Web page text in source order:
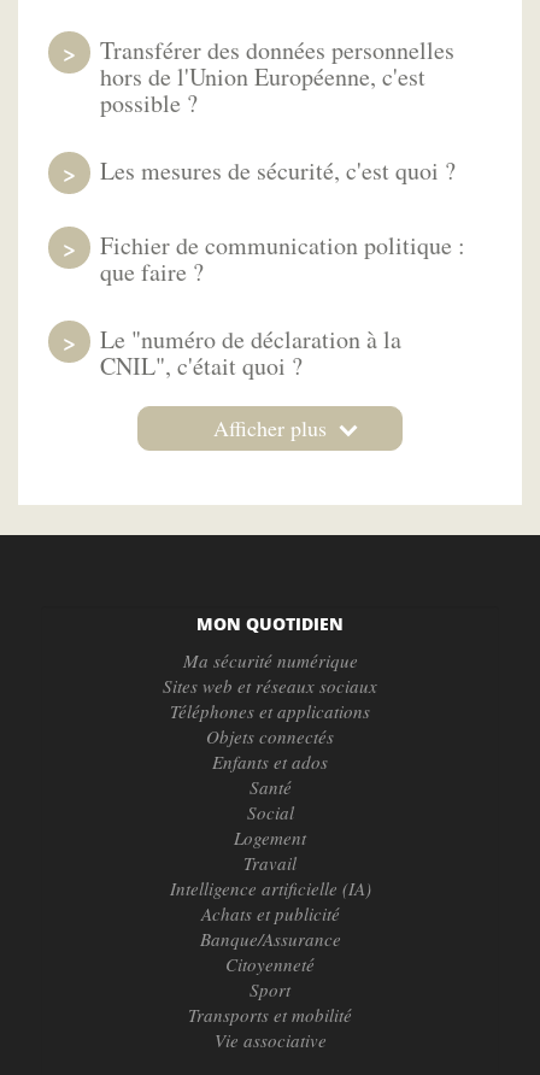
Transférer des données personnelles
hors de l'Union Européenne, c'est
possible ?
Les mesures de sécurité, c'est quoi ?
Fichier de communication politique :
que faire ?
Le "numéro de déclaration à la
CNIL", c'était quoi ?
Afficher plus
MON QUOTIDIEN
Ma sécurité numérique
Sites web et réseaux sociaux
Téléphones et applications
Objets connectés
Enfants et ados
Santé
Social
Logement
Travail
Intelligence artificielle (IA)
Achats et publicité
Banque/Assurance
Citoyenneté
Sport
Transports et mobilité
Vie associative